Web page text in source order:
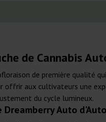
de Cannabis
de première
offrir aux cultivateurs une
du cycle lumineux.
Auto